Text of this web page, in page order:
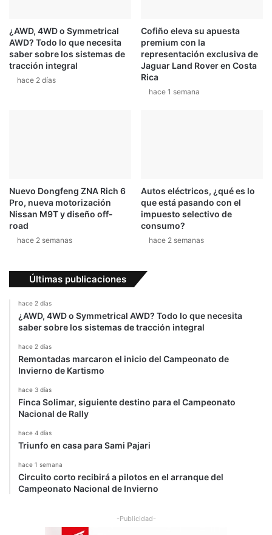
¿AWD, 4WD o Symmetrical
AWD? Todo lo que necesita
saber sobre los sistemas de
tracción integral
hace 2 días
Cofiño eleva su apuesta
premium con la
representación exclusiva de
Jaguar Land Rover en Costa
Rica
hace 1 semana
Nuevo Dongfeng ZNA Rich 6
Pro, nueva motorización
Nissan M9T y diseño off-
road
hace 2 semanas
Autos eléctricos, ¿qué es lo
que está pasando con el
impuesto selectivo de
consumo?
hace 2 semanas
Últimas publicaciones
hace 2 días
¿AWD, 4WD o Symmetrical AWD? Todo lo que necesita
saber sobre los sistemas de tracción integral
hace 2 días
Remontadas marcaron el inicio del Campeonato de
Invierno de Kartismo
hace 3 días
Finca Solimar, siguiente destino para el Campeonato
Nacional de Rally
hace 4 días
Triunfo en casa para Sami Pajari
hace 1 semana
Circuito corto recibirá a pilotos en el arranque del
Campeonato Nacional de Invierno
-Publicidad-